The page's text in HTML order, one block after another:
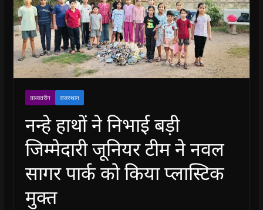
ताजातरीन राजस्थान
नन्हे हाथों ने निभाई बड़ी
जिम्मेदारी जूनियर टीम ने नवल
सागर पार्क को किया प्लास्टिक
मुक्त